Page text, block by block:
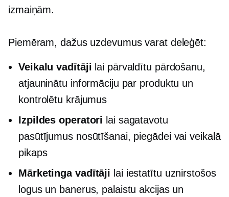
izmaiņām.
Piemēram, dažus uzdevumus varat deleģēt:
Veikalu vadītāji lai pārvaldītu pārdošanu,
atjauninātu informāciju par produktu un
kontrolētu krājumus
Izpildes operatori lai sagatavotu
pasūtījumus nosūtīšanai, piegādei vaiveikalā
pikaps
Mārketinga vadītāji lai iestatītu uznirstošos
logus un banerus, palaistu akcijas un